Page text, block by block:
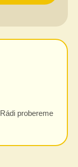
probereme